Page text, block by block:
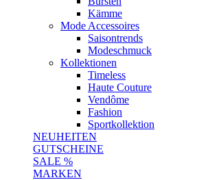
Kämme
Mode Accessoires
Saisontrends
Modeschmuck
Kollektionen
Timeless
Haute Couture
Vendôme
Fashion
Sportkollektion
NEUHEITEN
GUTSCHEINE
SALE %
MARKEN